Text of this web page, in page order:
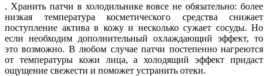
. Хранить патчи в холодильнике вовсе не обязательно: более
низкая температура косметического средства снижает
поступление актива в кожу и несколько сужает сосуды. Но
если необходим дополнительный охлаждающий эффект, то
это возможно. В любом случае патчи постепенно нагреются
от температуры кожи лица, а холодящий эффект придаст
ощущение свежести и поможет устранить отеки.